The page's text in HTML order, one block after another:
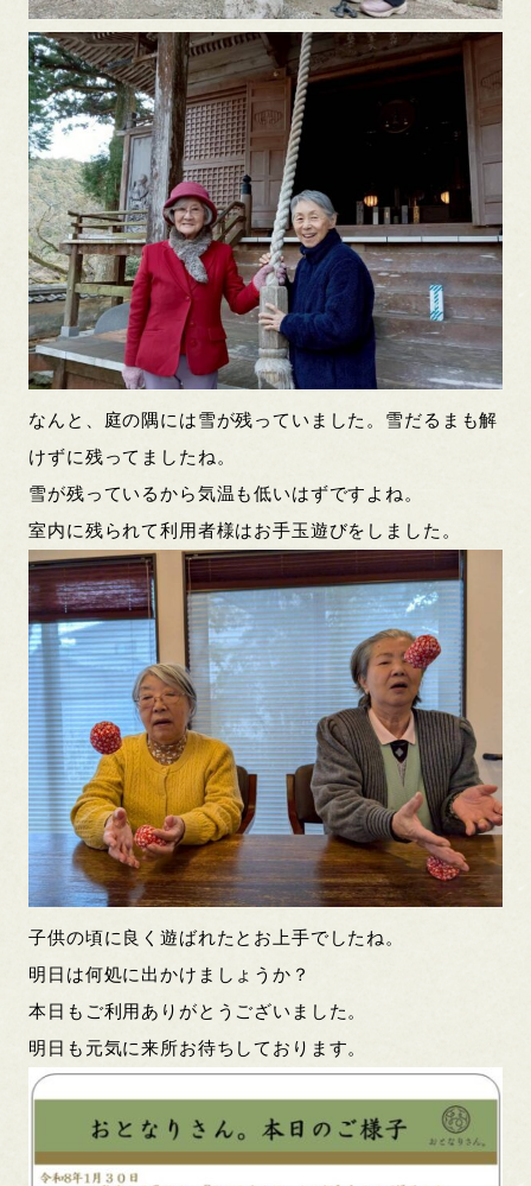
なんと、庭の隅には雪が残っていました。雪だるまも解
けずに残ってましたね。
雪が残っているから気温も低いはずですよね。
室内に残られて利用者様はお手玉遊びをしました。
子供の頃に良く遊ばれたとお上手でしたね。
明日は何処に出かけましょうか？
本日もご利用ありがとうございました。
明日も元気に来所お待ちしております。